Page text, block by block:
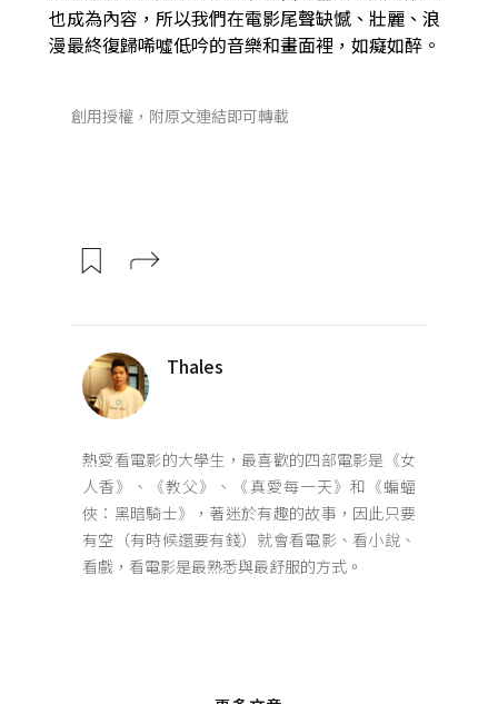
也成為內容，所以我們在電影尾聲缺憾、壯麗、浪
漫最終復歸唏噓低吟的音樂和畫面裡，如癡如醉。
創用授權，附原文連結即可轉載
Thales
熱愛看電影的大學生，最喜歡的四部電影是《女
人香》、《教父》、《真愛每一天》和《蝙蝠
俠：黑暗騎士》，著迷於有趣的故事，因此只要
有空（有時候還要有錢）就會看電影、看小說、
看戲，看電影是最熟悉與最舒服的方式。